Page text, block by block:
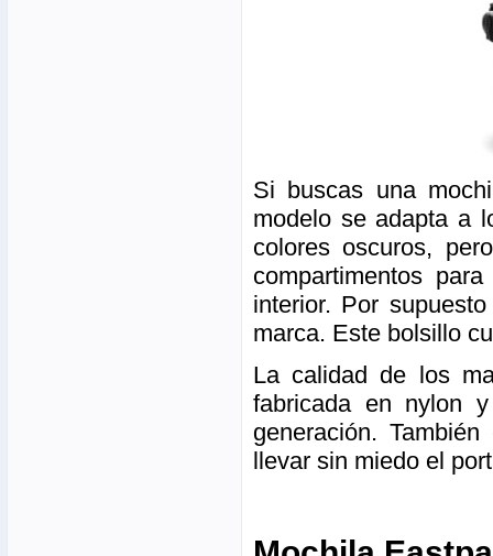
Si buscas una
modelo se adapta a
colores oscuros,
compartimentos
interior. Por
marca. Este bolsillo
La calidad de los
fabricada en nylon
generación.
llevar sin miedo el